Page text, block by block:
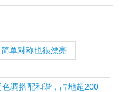
单对称也很漂亮
调搭配和谐，占地超200